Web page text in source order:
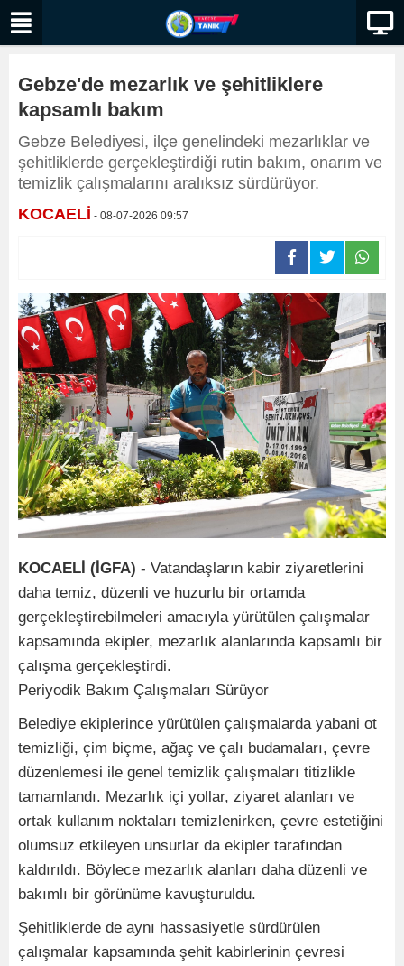
Gebze'de mezarlık ve şehitliklere
kapsamlı bakım
Gebze Belediyesi, ilçe genelindeki mezarlıklar ve
şehitliklerde gerçekleştirdiği rutin bakım, onarım ve
temizlik çalışmalarını aralıksız sürdürüyor.
KOCAELİ - 08-07-2026 09:57
KOCAELİ (İGFA) - Vatandaşların kabir ziyaretlerini
daha temiz, düzenli ve huzurlu bir ortamda
gerçekleştirebilmeleri amacıyla yürütülen çalışmalar
kapsamında ekipler, mezarlık alanlarında kapsamlı bir
çalışma gerçekleştirdi.
Periyodik Bakım Çalışmaları Sürüyor
Belediye ekiplerince yürütülen çalışmalarda yabani ot
temizliği, çim biçme, ağaç ve çalı budamaları, çevre
düzenlemesi ile genel temizlik çalışmaları titizlikle
tamamlandı. Mezarlık içi yollar, ziyaret alanları ve
ortak kullanım noktaları temizlenirken, çevre estetiğini
olumsuz etkileyen unsurlar da ekipler tarafından
kaldırıldı. Böylece mezarlık alanları daha düzenli ve
bakımlı bir görünüme kavuşturuldu.
Şehitliklerde de aynı hassasiyetle sürdürülen
çalışmalar kapsamında şehit kabirlerinin çevresi